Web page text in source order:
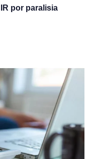
por paralisia